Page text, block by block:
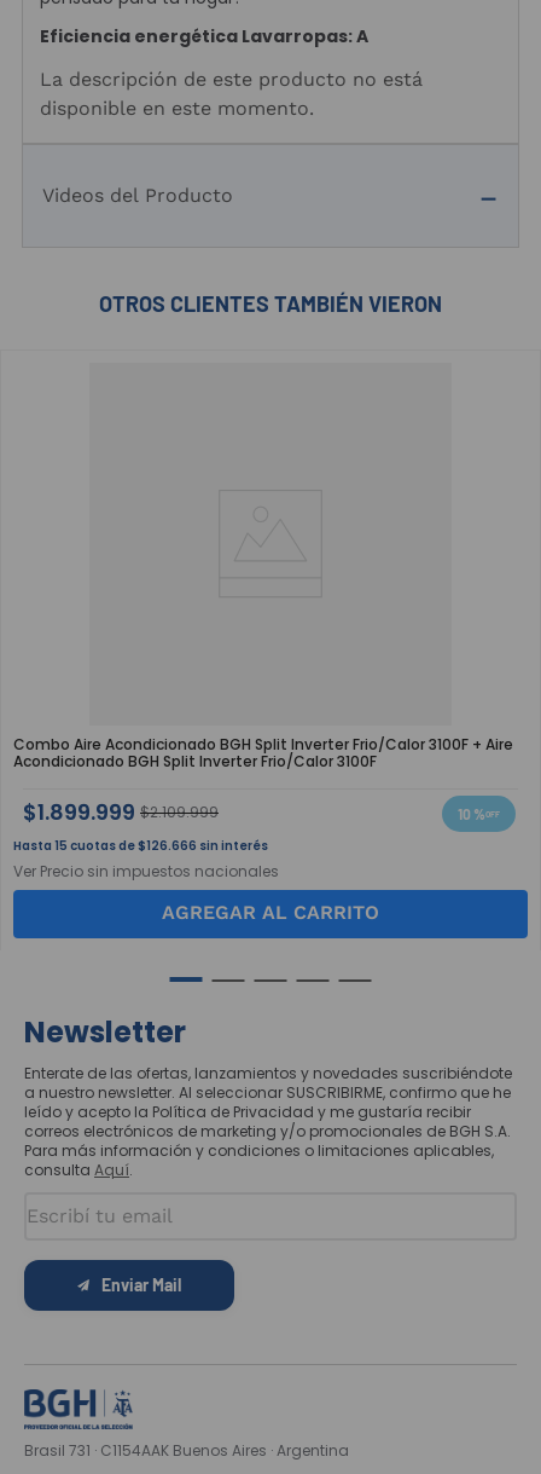
Eficiencia energética Lavarropas: A
La descripción de este producto no está
disponible en este momento.
Videos del Producto
OTROS CLIENTES TAMBIÉN VIERON
Combo Aire Acondicionado BGH Split Inverter Frio/Calor 3100F + Aire
Acondicionado BGH Split Inverter Frio/Calor 3100F
10 %
$1.899.999 $2.109.999
15 $126.666 sin interés
Ver Precio sin impuestos nacionales
AGREGAR AL CARRITO
Newsletter
Enterate de las ofertas, lanzamientos y novedades suscribiéndote
a nuestro newsletter. Al seleccionar SUSCRIBIRME, confirmo que he
leído y acepto la Política de Privacidad y me gustaría recibir
correos electrónicos de marketing y/o promocionales de BGH S.A.
Para más información y condiciones o limitaciones aplicables,
consulta Aquí.
Enviar Mail
Brasil 731 · C1154AAK Buenos Aires · Argentina